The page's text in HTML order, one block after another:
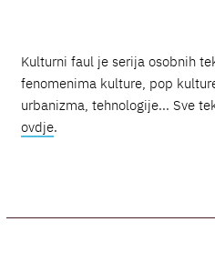
Kulturni faul je serija osobnih
fenomenima kulture, pop
urbanizma, tehnologije... Sve
ovdje.